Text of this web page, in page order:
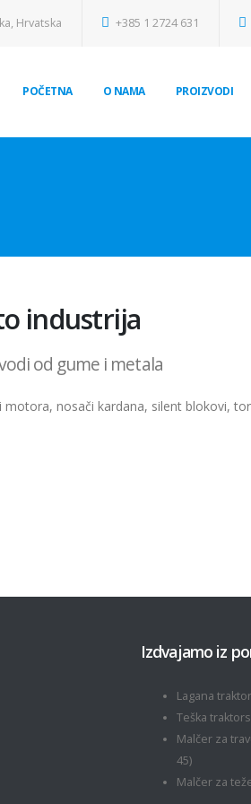
Hrvatska +385 1 2724 631
POČETNA O NAMA PROIZVODI
industrija
od gume i metala
motora, nosači kardana, silent blokovi,
Izdvajamo iz
Lagana
Teška
Malčer za
45)
Malčer za